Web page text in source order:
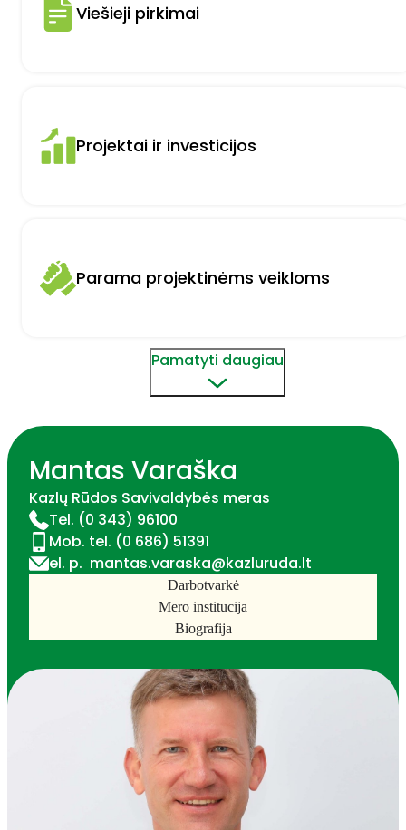
Viešieji pirkimai
Projektai ir investicijos
Parama projektinėms veikloms
Švietimas
Kultūra
Socialinė apsauga
Pamatyti daugiau
Mantas Varaška
Kazlų Rūdos Savivaldybės meras
Tel. (0 343) 96100
Mob. tel. (0 686) 51391
el. p. mantas.varaska@kazluruda.lt
Darbotvarkė
Mero institucija
Biografija